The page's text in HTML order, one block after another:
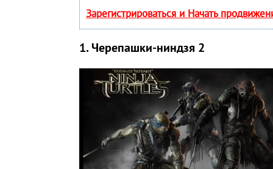
Зарегистрироваться и Начать
1. Черепашки-ниндзя 2